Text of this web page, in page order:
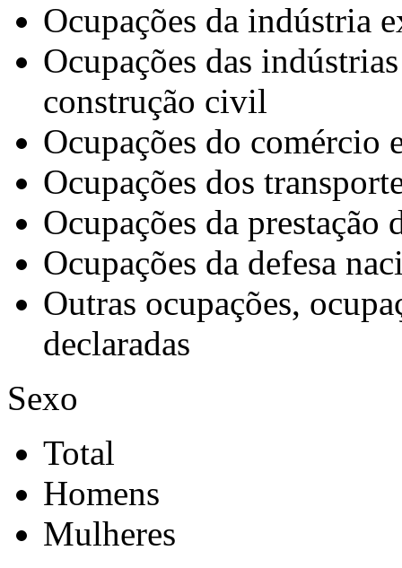
Ocupações da indústria
Ocupações das
construção civil
Ocupações do comércio
Ocupações dos
Ocupações da prestação
Ocupações da defesa
Outras ocupações,
declaradas
Sexo
Total
Homens
Mulheres